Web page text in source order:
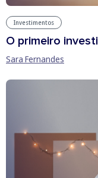
Investimentos
O primeiro
Sara Fernandes